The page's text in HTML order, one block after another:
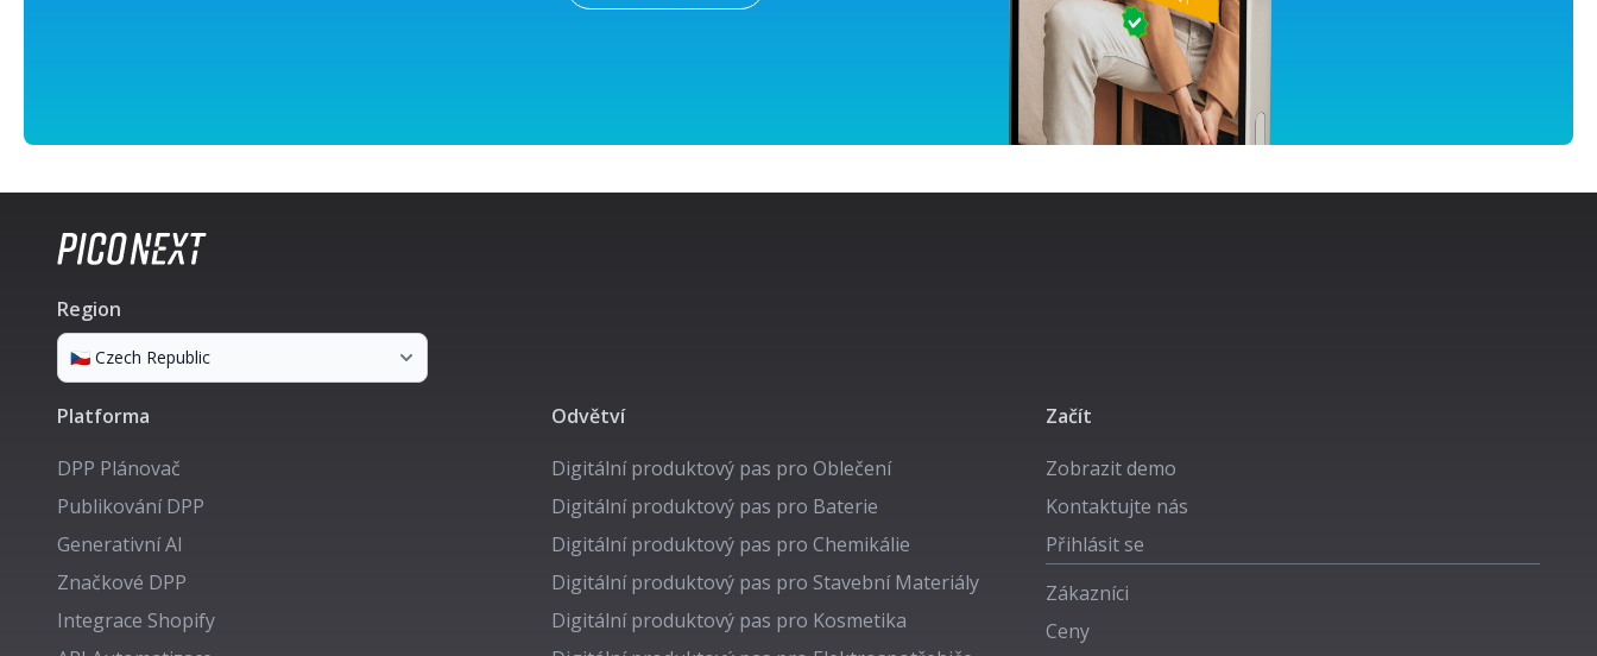
Region
Platforma
DPP Plánovač
Publikování DPP
Generativní AI
Značkové DPP
Integrace Shopify
Odvětví
Digitální produktový pas pro Oblečení
Digitální produktový pas pro Baterie
Digitální produktový pas pro Chemikálie
Digitální produktový pas pro Stavební Materiály
Digitální produktový pas pro Kosmetika
Začít
Zobrazit demo
Kontaktujte nás
Přihlásit se
Zákazníci
Ceny